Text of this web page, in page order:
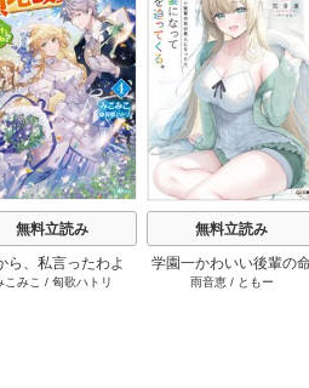
無料立読み
ら、私言ったわよ
～没落令嬢の案外楽
こみこ / 匈歌ハトリ
無料立読み
学園一かわいい後輩の
の恩人になったら、通い
雨音恵/ ともー